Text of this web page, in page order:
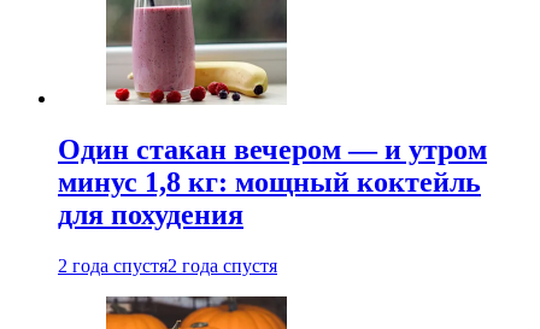
Один стакан вечером — и утром
минус 1,8 кг: мощный коктейль
для похудения
2 года спустя2 года спустя